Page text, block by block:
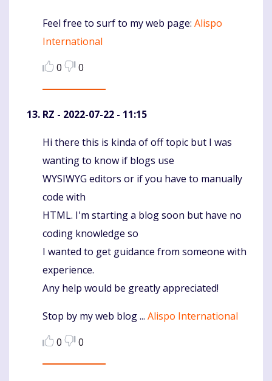
Feel free to surf to my web page: Alispo
International
0
0
RZ - 2022-07-22 - 11:15
Komentaras
Hi there this is kinda of off topic but I was
wanting to know if blogs use
WYSIWYG editors or if you have to manually
code with
HTML. I'm starting a blog soon but have no
coding knowledge so
I wanted to get guidance from someone with
experience.
Any help would be greatly appreciated!
Stop by my web blog ... Alispo International
0
0